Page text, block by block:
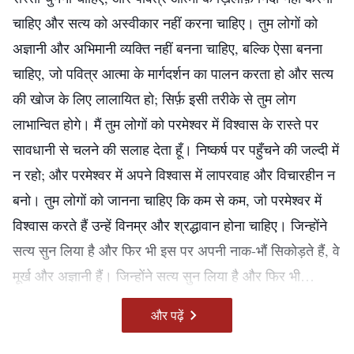
परमेश्वर द्वारा कहे गए वचन वास्तव में परमेश्वर की वाणी हैं या नहीं, वे
सत्य और परमेश्वर के कार्य हैं या नहीं। आपको इसी बात की जांच-
पड़ताल करनी चाहिए। अगर ये वचन सत्य हैं, अगर ये परमेश्वर की
वाणी हैं और ये परमेश्वर के अंत के दिनों के कार्य हैं, तो फ़िर शैतान
हमें चाहे कुछ भी बताये, हमें सिर्फ़ इन्हीं पर विश्वास करना चाहिए,
क्योंकि परमेश्वर ही सत्य है, शैतान का मुँह झूठ से भरा हुआ है।
परमेश्वर के वचन सत्य हैं, उसके वचन उसके अपने कार्य हैं, परमेश्वर
धार्मिक और पवित्र है। परमेश्वर का कार्य कभी भी गलत नहीं हो
सकता। कोई मनुष्य गलत हो सकता है, लेकिन परमेश्वर कभी गलत
नहीं हो सकता। कोई मनुष्य झूठ बोल सकता है, वह दूसरों को धोखा
दे सकता है और चाल भी चल सकता है, लेकिन परमेश्वर झूठ नहीं
बोलता; परमेश्वर पवित्र और धार्मिक है और वही सत्य है। कुछ लोग
परमेश्वर के वचनों की जांच-पड़ताल नहीं करते, बल्कि केवल धार्मिक
चाहिए और सत्य को अस्वीकार नहीं करना चाहिए। तुम लोगों को
अज्ञानी और अभिमानी व्यक्ति नहीं बनना चाहिए, बल्कि ऐसा बनना
चाहिए, जो पवित्र आत्मा के मार्गदर्शन का पालन करता हो और सत्य
की खोज के लिए लालायित हो; सिर्फ़ इसी तरीके से तुम लोग
लाभान्वित होगे। मैं तुम लोगों को परमेश्वर में विश्वास के रास्ते पर
सावधानी से चलने की सलाह देता हूँ। निष्कर्ष पर पहुँचने की जल्दी में
न रहो; और परमेश्वर में अपने विश्वास में लापरवाह और विचारहीन न
बनो। तुम लोगों को जानना चाहिए कि कम से कम, जो परमेश्वर में
विश्वास करते हैं उन्हें विनम्र और श्रद्धावान होना चाहिए। जिन्होंने
सत्य सुन लिया है और फिर भी इस पर अपनी नाक-भौं सिकोड़ते हैं, वे
मूर्ख और अज्ञानी हैं। जिन्होंने सत्य सुन लिया है और फिर भी
लापरवाही के साथ निष्कर्षों तक पहुँचते हैं या उसकी निंदा करते हैं,
ऐसे लोग अभिमान से घिरे हैं। जो भी यीशु पर विश्वास करता है वह
—वचन, खंड 1, परमेश्वर का प्रकटन और कार्य, जब तक तुम यीशु के
आध्यात्मिक शरीर को देखोगे, परमेश्वर स्वर्ग और पृथ्वी को नया बना चुका होगा
और पढ़ें